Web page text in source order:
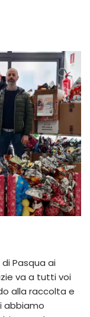
Pasqua ai
va a tutti voi
alla raccolta e
abbiamo